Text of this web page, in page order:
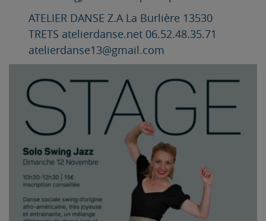
ATELIER DANSE Z.A La Burlière 13530
TRETS atelierdanse.net 06.52.48.35.71
atelierdanse13@gmail.com